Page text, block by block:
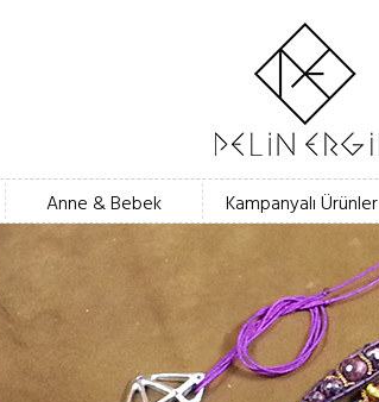
Anne & Bebek Kampanyalı Ürünler